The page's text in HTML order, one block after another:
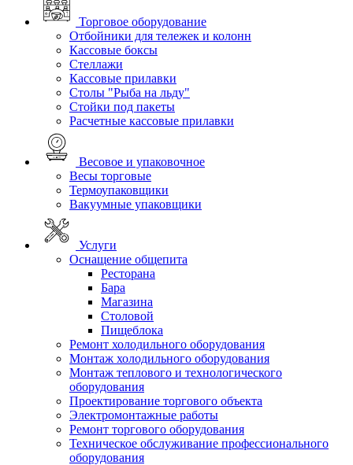
Торговое оборудование
Отбойники для тележек и колонн
Кассовые боксы
Стеллажи
Кассовые прилавки
Столы "Рыба на льду"
Стойки под пакеты
Расчетные кассовые прилавки
Весовое и упаковочное
Весы торговые
Термоупаковщики
Вакуумные упаковщики
Услуги
Оснащение общепита
Ресторана
Бара
Магазина
Столовой
Пищеблока
Ремонт холодильного оборудования
Монтаж холодильного оборудования
Монтаж теплового и технологического
оборудования
Проектирование торгового объекта
Электромонтажные работы
Ремонт торгового оборудования
Техническое обслуживание профессионального
оборудования